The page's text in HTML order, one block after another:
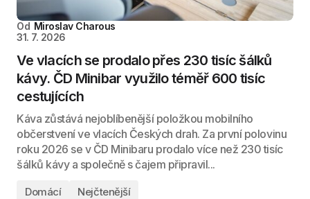
Od Miroslav Charous
31. 7. 2026
Ve vlacích se prodalo přes 230 tisíc šálků
kávy. ČD Minibar využilo téměř 600 tisíc
cestujících
Káva zůstává nejoblíbenější položkou mobilního
občerstvení ve vlacích Českých drah. Za první polovinu
roku 2026 se v ČD Minibaru prodalo více než 230 tisíc
šálků kávy a společně s čajem připravil...
Domácí Nejčtenější